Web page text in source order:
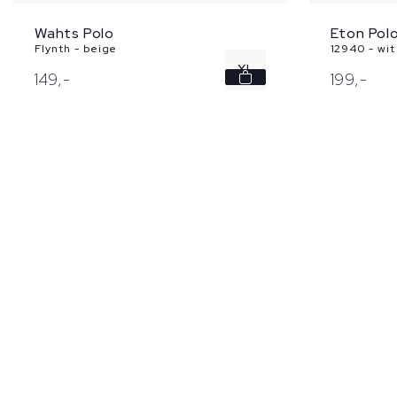
Wahts Polo
Flynth - beige
149,- XL
Eton Polo
12940 - wit
199,-